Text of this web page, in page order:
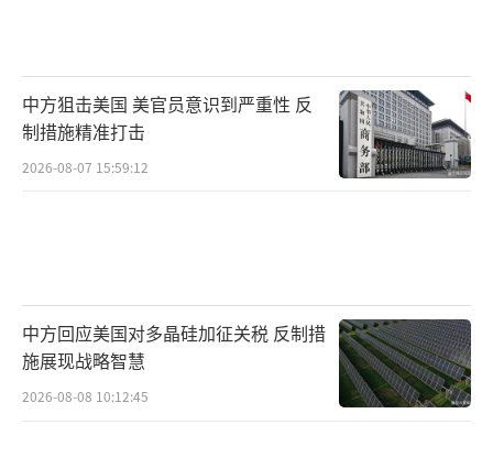
中方狙击美国 美官员意识到严重性 反
制措施精准打击
2026-08-07 15:59:12
中方回应美国对多晶硅加征关税 反制措
施展现战略智慧
2026-08-08 10:12:45